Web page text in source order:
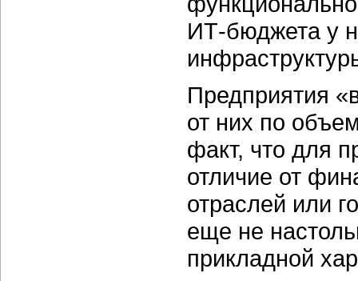
ИТ-бюджета у
Предприятия
от них по
факт, что для
отличие от
отраслей или
еще не
прикладной